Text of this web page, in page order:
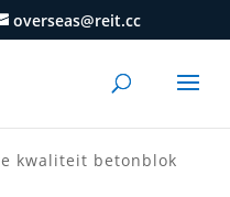
overseas@reit.cc
kwaliteit betonblok